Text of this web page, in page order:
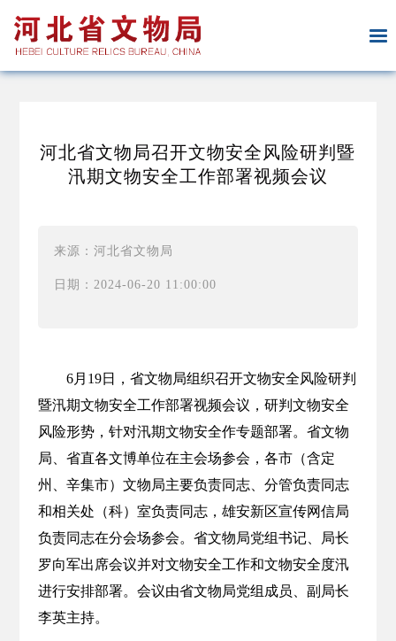
河北省文物局召开文物安全风险研判暨
汛期文物安全工作部署视频会议
来源：河北省文物局
日期：2024-06-20 11:00:00
6月19日，省文物局组织召开文物安全风险研判
暨汛期文物安全工作部署视频会议，研判文物安全
风险形势，针对汛期文物安全作专题部署。省文物
局、省直各文博单位在主会场参会，各市（含定
州、辛集市）文物局主要负责同志、分管负责同志
和相关处（科）室负责同志，雄安新区宣传网信局
负责同志在分会场参会。省文物局党组书记、局长
罗向军出席会议并对文物安全工作和文物安全度汛
进行安排部署。会议由省文物局党组成员、副局长
李英主持。